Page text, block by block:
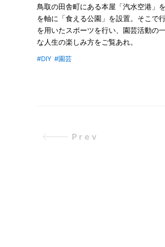
鳥取の田舎町にある本屋「汽水空港」
を軸に「食える公園」を設置。そこで
を用いたスポーツを行い、園芸活動の
な人生の楽しみ方をご覧あれ。
#DIY #園芸
Prev